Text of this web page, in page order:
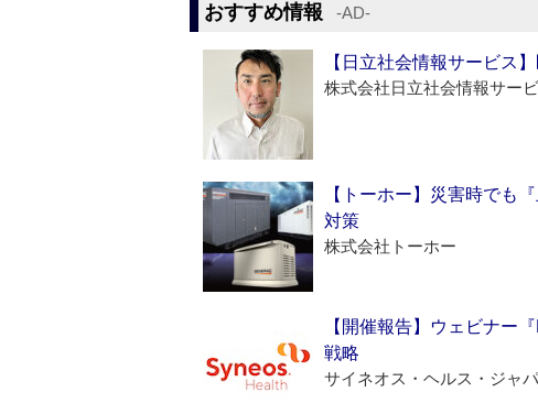
おすすめ情報 ‐AD‐
【日立社会情報サービス
株式会社日立社会情報サー
【トーホー】災害時でも
対策
株式会社トーホー
【開催報告】ウェビナー
戦略
サイネオス・ヘルス・ジャ